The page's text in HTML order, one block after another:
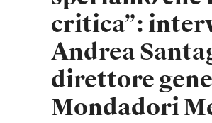
critica”:
Andrea
direttore
Mondadori